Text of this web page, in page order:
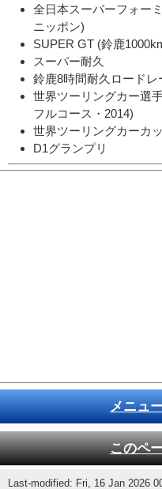
全日本スーパーフォー
ニッポン)
SUPER GT (鈴鹿
スーパー耐久
鈴鹿8時間耐久ロードレ
世界ツーリングカー選
フルコース・2014)
世界ツーリングカーカ
D1グランプリ
メニュ
このペ
Last-modified: Fri, 16 Jan 2026